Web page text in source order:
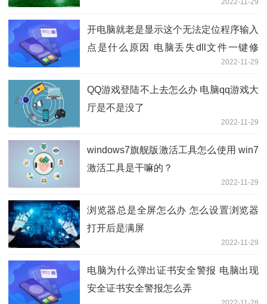
开电脑就老是显示这个无法定位程序输入
点是什么原因 电脑丢失dll文件一键修
2022-11-29
QQ游戏登陆不上去怎么办 电脑qq游戏大
厅是不是没了
2022-11-29
windows7旗舰版激活工具怎么使用 win7
激活工具是干嘛的？
2022-11-29
浏览器总是全屏怎么办 怎么设置浏览器
打开后是满屏
2022-11-29
电脑为什么弹出证书安全警报 电脑出现
安全证书安全警报怎么弄